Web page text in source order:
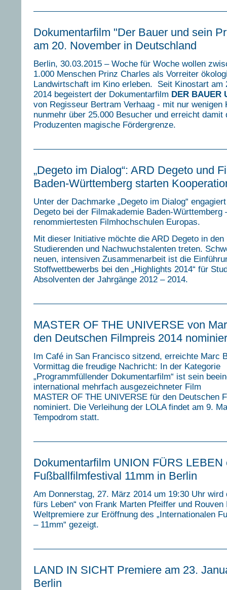
Dokumentarfilm "Der Bauer und sein
am 20. November in Deutschland
Berlin, 30.03.2015 – Woche für Woche wollen
1.000 Menschen Prinz Charles als Vorreiter
Landwirtschaft im Kino erleben. Seit Kinostart am
2014 begeistert der Dokumentarfilm DER BAUER
von Regisseur Bertram Verhaag - mit nur wenigen
nunmehr über 25.000 Besucher und erreicht damit
Produzenten magische Fördergrenze.
„Degeto im Dialog“: ARD Degeto und
Baden-Württemberg starten
Unter der Dachmarke „Degeto im Dialog“
Degeto bei der Filmakademie Baden-Württemberg
renommiertesten Filmhochschulen Europas.
Mit dieser Initiative möchte die ARD Degeto in den
Studierenden und Nachwuchstalenten treten.
neuen, intensiven Zusammenarbeit ist die
Stoffwettbewerbs bei den „Highlights 2014“ für
Absolventen der Jahrgänge 2012 – 2014.
MASTER OF THE UNIVERSE von
den Deutschen Filmpreis 2014
Im Café in San Francisco sitzend, erreichte Marc
Vormittag die freudige Nachricht: In der Kategorie
„Programmfüllender Dokumentarfilm“ ist sein
international mehrfach ausgezeichneter Film
MASTER OF THE UNIVERSE für den Deutschen
nominiert. Die Verleihung der LOLA findet am 9.
Tempodrom statt.
Dokumentarfilm UNION FÜRS LEBEN
Fußballfilmfestival 11mm in Berlin
Am Donnerstag, 27. März 2014 um 19:30 Uhr wird
fürs Leben“ von Frank Marten Pfeiffer und Rouven
Weltpremiere zur Eröffnung des „Internationalen
– 11mm“ gezeigt.
LAND IN SICHT Premiere am 23.
Berlin